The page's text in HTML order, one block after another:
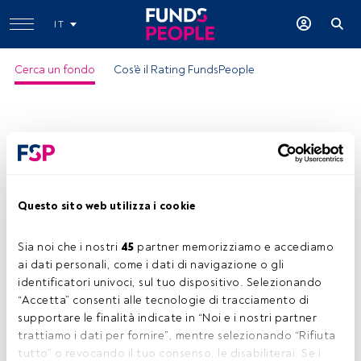
Questo sito web utilizza i cookie
Sia noi che i nostri 45 partner memorizziamo e accediamo
ai dati personali, come i dati di navigazione o gli
identificatori univoci, sul tuo dispositivo. Selezionando
“Accetta” consenti alle tecnologie di tracciamento di
supportare le finalità indicate in “Noi e i nostri partner
trattiamo i dati per fornire”, mentre selezionando “Rifiuta
tutto” o revocando il tuo consenso, le disabiliterai. Se i
IT
Cerca un fondo Cos'è il Rating FundsPeople